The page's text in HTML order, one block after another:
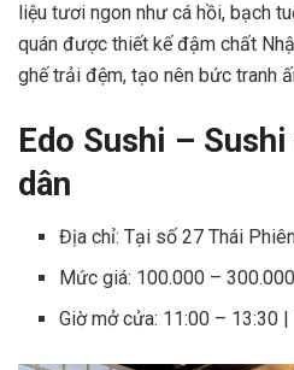
liệu tươi ngon như cá hồi, bạch
quán được thiết kế đậm chất
ghế trải đệm, tạo nên bức tranh
Edo Sushi –
dân
Địa chỉ: Tại số 27 Thái
Mức giá: 100.000 –
Giờ mở cửa: 11:00 – 13:30